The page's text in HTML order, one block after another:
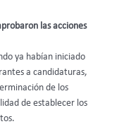
las acciones
ya habían iniciado
a candidaturas,
de los
de establecer los